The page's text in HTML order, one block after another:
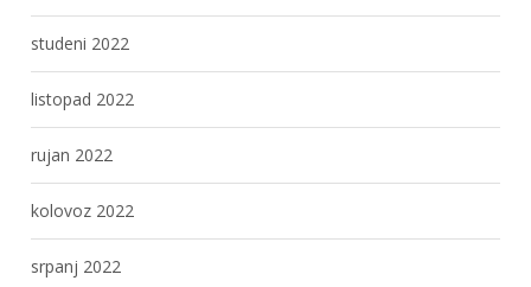
studeni 2022
listopad 2022
rujan 2022
kolovoz 2022
srpanj 2022